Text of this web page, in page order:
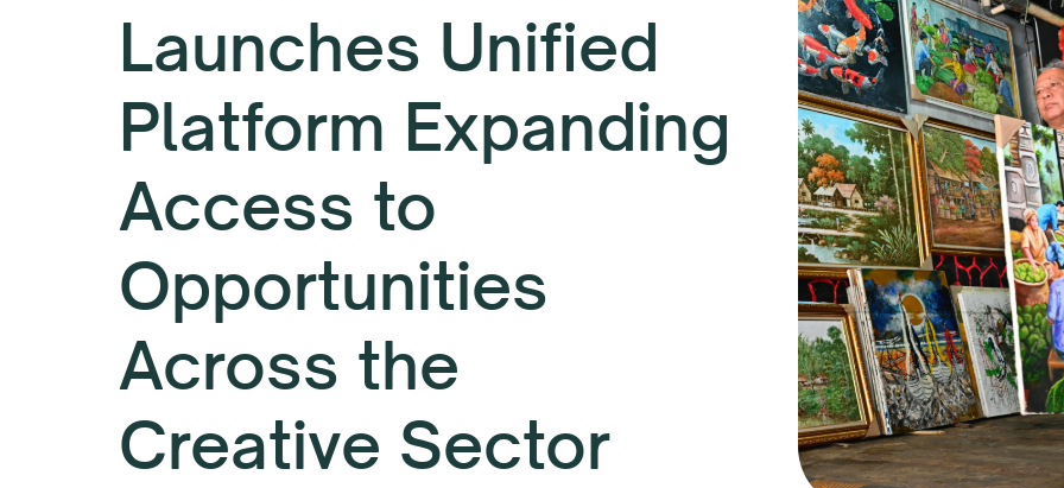
Launches Unified
Platform Expanding
Access to
Opportunities
Across the
Creative Sector